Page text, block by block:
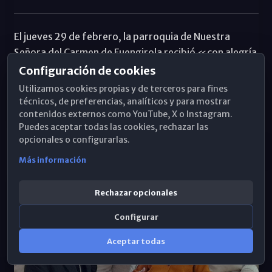
El jueves 29 de febrero, la parroquia de Nuestra
Señora del Carmen de Fuengirola recibió «con alegría
al señor Obispo, en una tarde llena de emociones con
motivo de su Visita Pastoral al arciprestazgo de
Fuengirola-Torremolinos», afirman.
Configuración de cookies
Utilizamos cookies propias y de terceros para fines
técnicos, de preferencias, analíticos y para mostrar
contenidos externos como YouTube, X o Instagram.
Puedes aceptar todas las cookies, rechazar las
opcionales o configurarlas.
Más información
Rechazar opcionales
Configurar
Aceptar todas